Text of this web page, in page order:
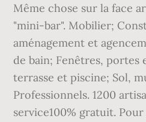
Même chose sur la face
"mini-bar". Mobilier;
aménagement et
de bain; Fenêtres, portes
terrasse et piscine; Sol,
Professionnels. 1200
service100% gratuit.